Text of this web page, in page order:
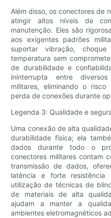
Além disso, os conectores de
atingir altos níveis de
manutenção. Eles são
aos exigentes padrões
suportar vibração,
temperatura sem
de durabilidade e
ininterrupta entre
militares, eliminando o
perda de conexões durante
Legenda 3: Qualidade e
Uma conexão de alta
durabilidade física; ela
dados durante todo o
conectores militares contam
transmissão de dados,
latência e forte
utilização de técnicas de
de materiais de alta
ajudam a manter a
ambientes eletromagnéticos